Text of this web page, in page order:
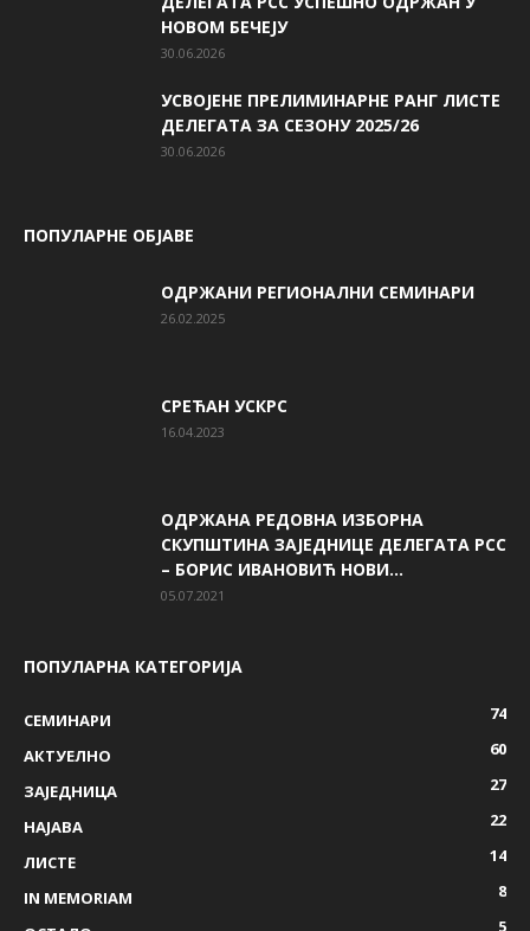
НОВОМ БЕЧЕЈУ
30.06.2026
УСВОЈЕНЕ ПРЕЛИМИНАРНЕ РАНГ ЛИСТЕ
ДЕЛЕГАТА ЗА СЕЗОНУ 2025/26
30.06.2026
ПОПУЛАРНЕ ОБЈАВЕ
ОДРЖАНИ РЕГИОНАЛНИ СЕМИНАРИ
26.02.2025
СРЕЋАН УСКРС
16.04.2023
ОДРЖАНА РЕДОВНА ИЗБОРНА
СКУПШТИНА ЗАЈЕДНИЦЕ ДЕЛЕГАТА РСС
– БОРИС ИВАНОВИЋ НОВИ...
05.07.2021
ПОПУЛАРНА КАТЕГОРИЈА
СЕМИНАРИ
74
AКТУЕЛНО
60
ЗАЈЕДНИЦА
27
НАЈАВА
22
ЛИСТЕ
14
IN MEMORIAM
8
5